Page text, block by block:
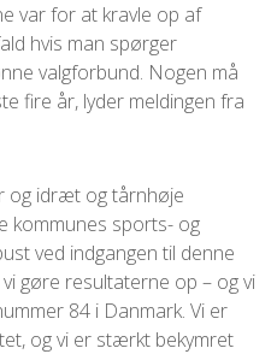
var for at kravle op af
hvis man spørger
valgforbund. Nogen må
fire år, lyder meldingen fra
og idræt og tårnhøje
kommunes sports- og
ved indgangen til denne
gøre resultaterne op – og vi
84 i Danmark. Vi er
og vi er stærkt bekymret